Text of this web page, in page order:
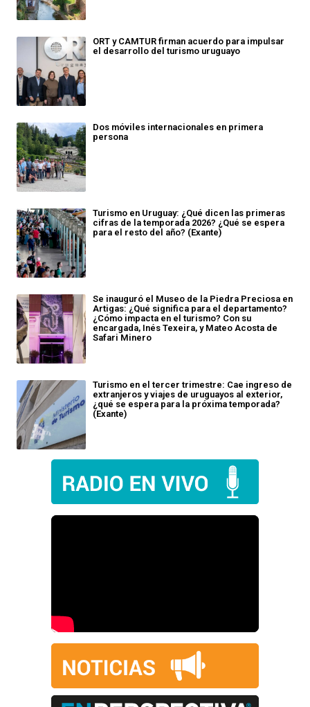
ORT y CAMTUR firman acuerdo para impulsar
el desarrollo del turismo uruguayo
Dos móviles internacionales en primera
persona
Turismo en Uruguay: ¿Qué dicen las primeras
cifras de la temporada 2026? ¿Qué se espera
para el resto del año? (Exante)
Se inauguró el Museo de la Piedra Preciosa en
Artigas: ¿Qué significa para el departamento?
¿Cómo impacta en el turismo? Con su
encargada, Inés Texeira, y Mateo Acosta de
Safari Minero
Turismo en el tercer trimestre: Cae ingreso de
extranjeros y viajes de uruguayos al exterior,
¿qué se espera para la próxima temporada?
(Exante)